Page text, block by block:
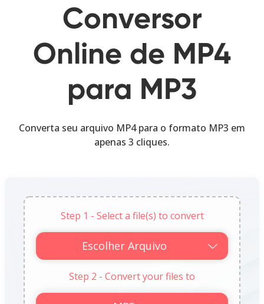
Conversor
Online de MP4
para MP3
Converta seu arquivo MP4 para o formato MP3 em
apenas 3 cliques.
Step 1 - Select a file(s) to convert
Escolher Arquivo
Step 2 - Convert your files to